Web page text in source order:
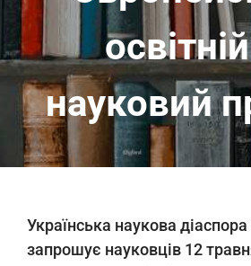
науковий
Українська наукова
запрошує науковців 12